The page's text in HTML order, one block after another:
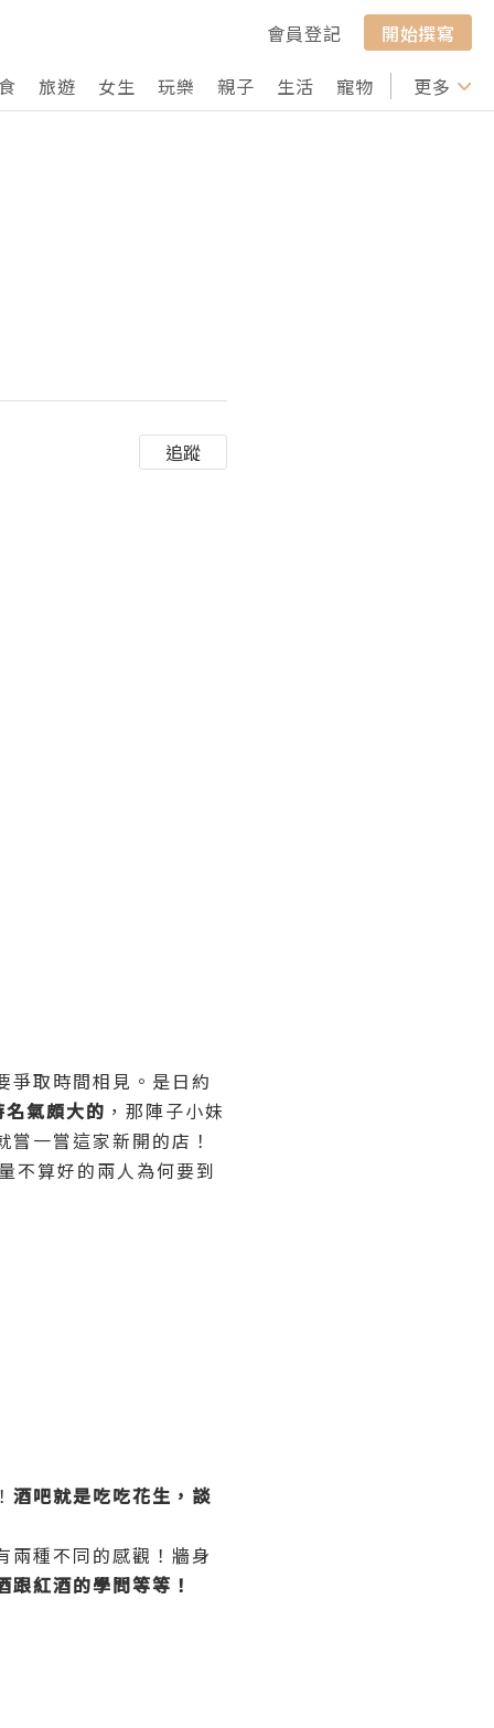
會員登記
開始撰寫
旅遊 女生 玩樂 親子 生活 寵物 行山 打卡
更多
追蹤
爭取時間相見。是日約
氣頗大的 ，那陣子小妹
嘗一嘗這家新開的店！
不算好的兩人為何要到
酒吧就是吃吃花生，談
兩種不同的感觀！牆身
紅酒的學問等等！